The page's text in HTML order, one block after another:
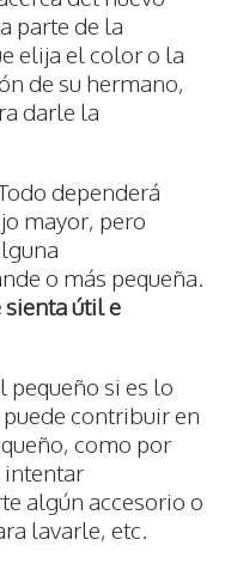
parte de la
elija el color o la
de su hermano,
darle la
dependerá
mayor, pero
o más pequeña.
sienta útil e
pequeño si es lo
contribuir en
como por
algún accesorio o
lavarle, etc.